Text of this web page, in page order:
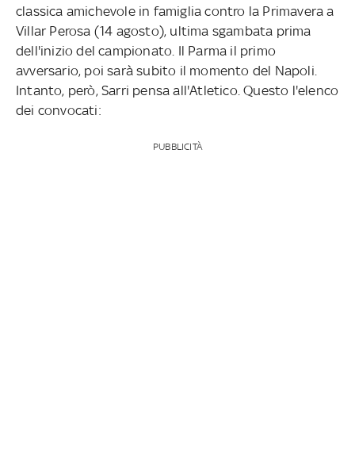
classica amichevole in famiglia contro la Primavera a
Villar Perosa (14 agosto), ultima sgambata prima
dell'inizio del campionato. Il Parma il primo
avversario, poi sarà subito il momento del Napoli.
Intanto, però, Sarri pensa all'Atletico. Questo l'elenco
dei convocati:
PUBBLICITÀ